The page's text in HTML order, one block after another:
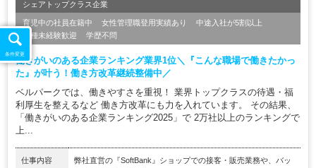
シェアトップクラス企業
育児中の社員在籍中 女性管理職登用実績あり
中途入社が5割以上
職種未経験歓迎
学歴不問
働きがいのある企業ランキング業界1位＼『こんな職場で働きたかっ
た』が叶う！働き方改革継続整備中／
ベルパークでは、働きやすさを重視！ 業界トップクラスの待遇・福
利厚生を整えるなど 働き方改革にも力を入れています。 その結果、
「働きがいのある企業ランキング2025」で 2万社以上のランキングで
上...
仕事内容
弊社直営の『SoftBank』ショップでの接客・販売業務や、バッ
条件変更